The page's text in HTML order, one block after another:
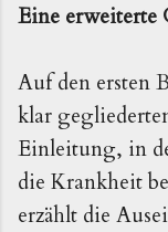
Eine erweiterte
Auf den ersten
klar
Einleitung, in
die Krankheit
erzählt die